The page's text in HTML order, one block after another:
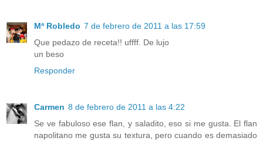
Mª Robledo 7 de febrero de 2011 a las 17:59
Que pedazo de receta!! uffff. De lujo
un beso
Responder
Carmen 8 de febrero de 2011 a las 4:22
Se ve fabuloso ese flan, y saladito, eso si me gusta. El flan
napolitano me gusta su textura, pero cuando es demasiado